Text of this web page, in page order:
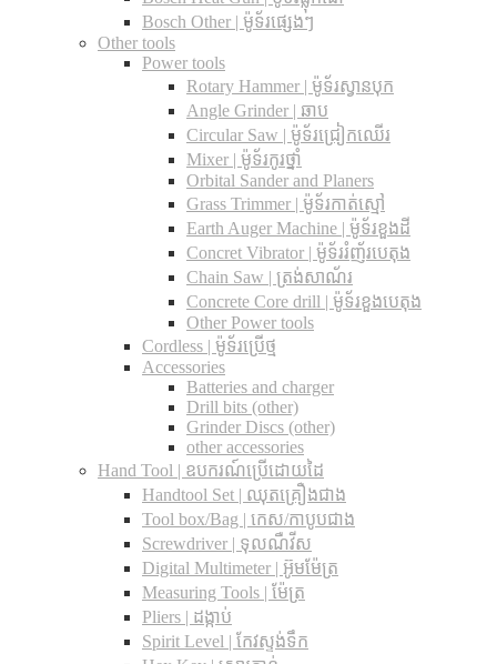
Bosch Other | ម៉ូទ័រផ្សេងៗ
Other tools
Power tools
Rotary Hammer | ម៉ូទ័រស្វានបុក
Angle Grinder | ឆាប
Circular Saw​ | ម៉ូទ័រជ្រៀកឈើរ
Mixer | ម៉ូទ័រកូរថ្នាំ
Orbital Sander and Planers
Grass Trimmer | ម៉ូទ័រកាត់ស្មៅ
Earth Auger Machine | ម៉ូទ័រខួងដី
Concret Vibrator | ម៉ូទ័ររំញ័របេតុង
Chain Saw | ត្រង់សាណ័រ
Concrete Core drill | ម៉ូទ័រខួងបេតុង
Other Power tools
Cordless​ | ម៉ូទ័រប្រើថ្ម
Accessories
Batteries and charger
Drill bits (other)
Grinder Discs (other)
other accessories
Hand Tool | ឧបករណ៍ប្រើដោយដៃ
Handtool Set | ឈុតគ្រឿងជាង
Tool box/Bag | កេស/កាបូបជាង
Screwdriver | ទុលណឺវីស
Digital Multimeter | អ៊ូមម៉ែត្រ
Measuring Tools | ម៉ែត្រ
Pliers | ដង្កាប់
Spirit Level | កែវស្ទង់ទឹក